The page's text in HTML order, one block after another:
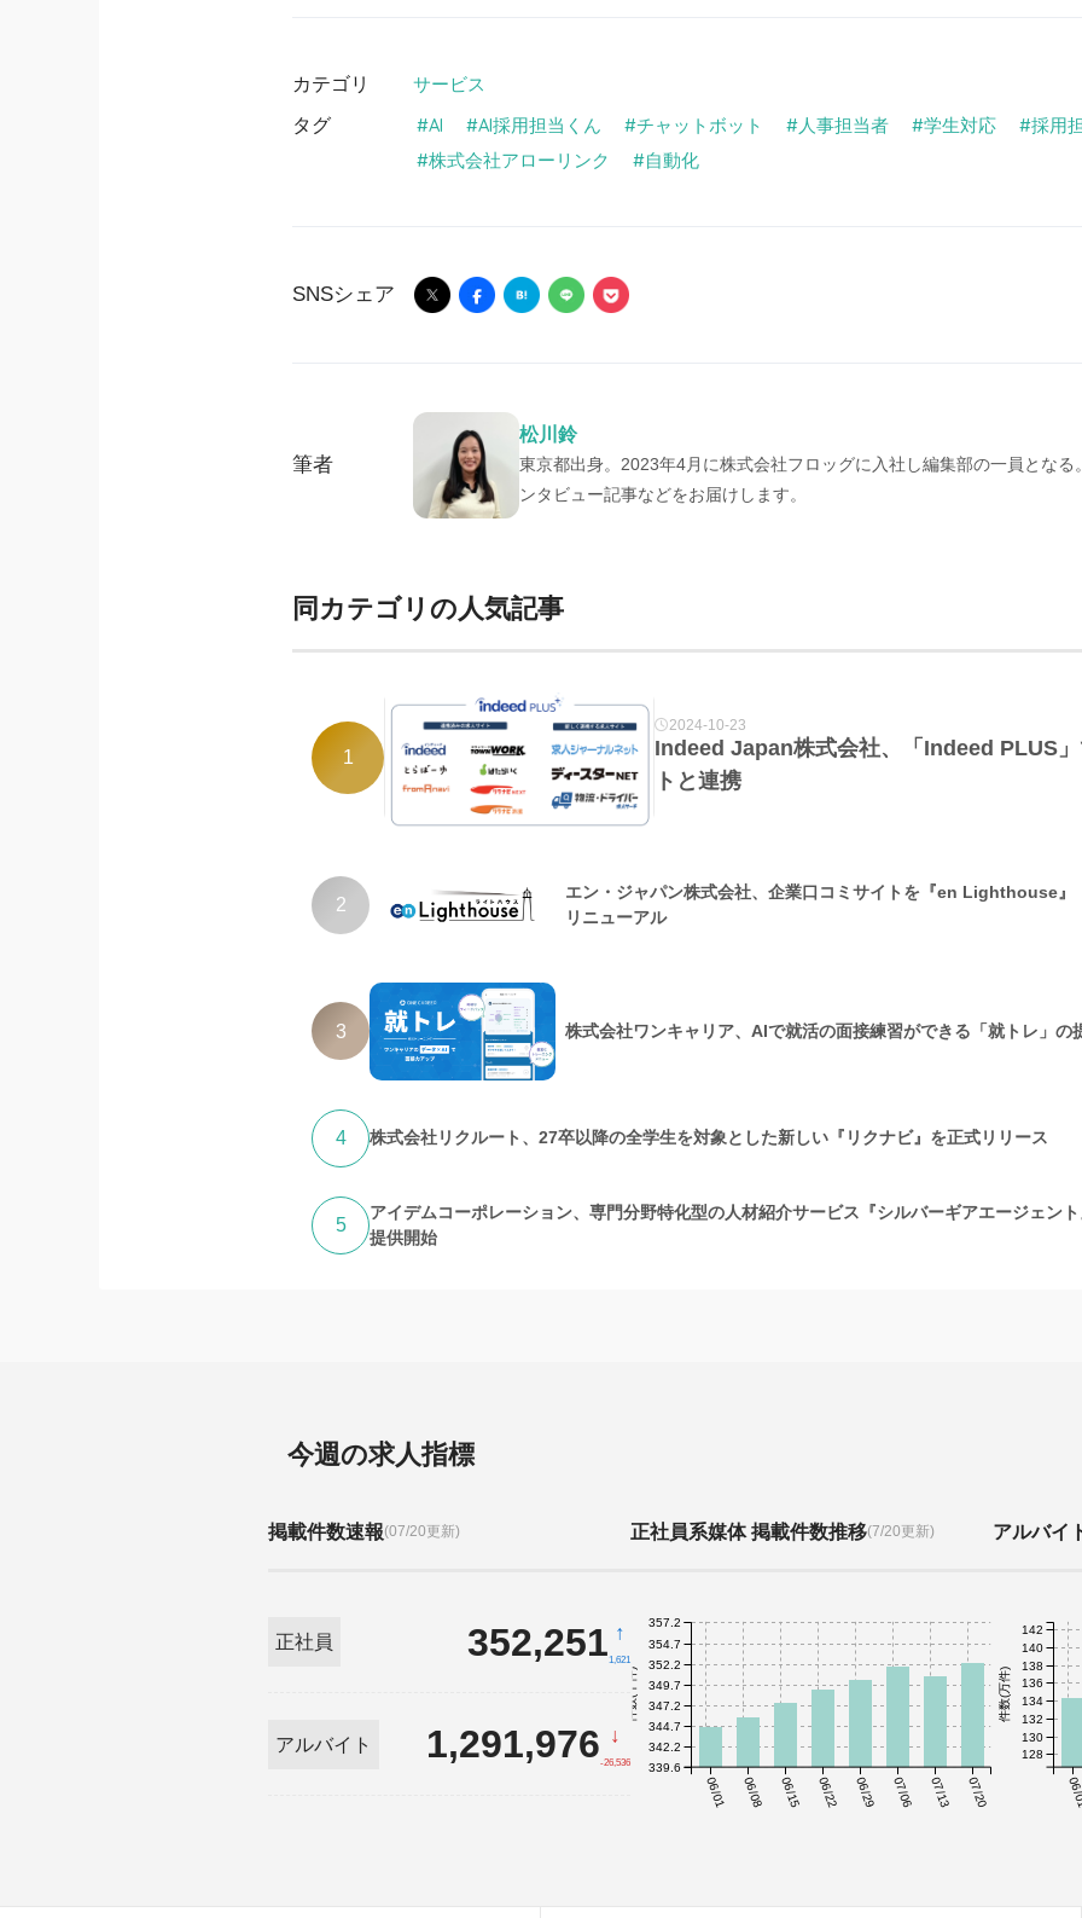
カテゴリ サービス
タグ AI AI採用担当くん チャットボット 人事担当者 学生対応
採用
株式会社アローリンク
自動化
SNSシェア
筆者
松川鈴
東京都出身。2023年4月に株式会社フロッグに入社し編集部の一員とな
ンタビュー記事などをお届けします。
同カテゴリの人気記事
1
2024-10-23
Indeed Japan株式会社、「Indeed PLUS
トと連携
2
エン・ジャパン株式会社、企業口コミサイトを『en Lighthouse』
リニューアル
3 株式会社ワンキャリア、AIで就活の面接練習ができる「就トレ」の
4 株式会社リクルート、27卒以降の全学生を対象とした新しい『リクナビ』を正式リリース
5
アイデムコーポレーション、専門分野特化型の人材紹介サービス『シルバーギアエージェン
提供開始
今週の求人指標
掲載件数速報(07/20更新)
正社員 352,251 ↑
1,621
アルバイト 1,291,976 ↓
-26,536
正社員系媒体 掲載件数推移(7/20更新)
06/01 06/08 06/15 06/22 06/29 07/06 07/13 07/20
件数(千件)
339.6
342.2
344.7
347.2
349.7
352.2
354.7
357.2
アルバイ
件数(万件)
128
130
132
134
136
138
140
142